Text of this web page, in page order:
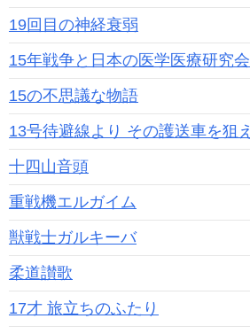
19回目の神経衰弱
15年戦争と日本の医学医療研究会
15の不思議な物語
13号待避線より その護送車を狙え
十四山音頭
重戦機エルガイム
獣戦士ガルキーバ
柔道讃歌
17才 旅立ちのふたり